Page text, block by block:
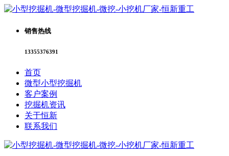
销售热线
13355376391
首页
微型小型挖掘机
客户案例
挖掘机资讯
关于恒新
联系我们